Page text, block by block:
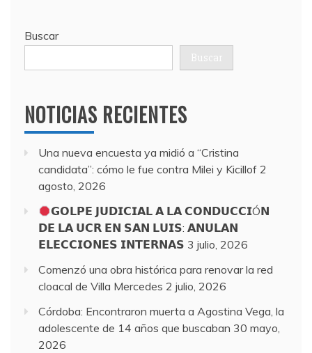
Buscar
Buscar
NOTICIAS RECIENTES
Una nueva encuesta ya midió a “Cristina
candidata”: cómo le fue contra Milei y Kicillof 2
agosto, 2026
𝗚𝗢𝗟𝗣𝗘 𝗝𝗨𝗗𝗜𝗖𝗜𝗔𝗟 𝗔 𝗟𝗔 𝗖𝗢𝗡𝗗𝗨𝗖𝗖𝗜Ó𝗡
𝗗𝗘 𝗟𝗔 𝗨𝗖𝗥 𝗘𝗡 𝗦𝗔𝗡 𝗟𝗨𝗜𝗦: 𝗔𝗡𝗨𝗟𝗔𝗡
𝗘𝗟𝗘𝗖𝗖𝗜𝗢𝗡𝗘𝗦 𝗜𝗡𝗧𝗘𝗥𝗡𝗔𝗦 3 julio, 2026
Comenzó una obra histórica para renovar la red
cloacal de Villa Mercedes 2 julio, 2026
Córdoba: Encontraron muerta a Agostina Vega, la
adolescente de 14 años que buscaban 30 mayo,
2026